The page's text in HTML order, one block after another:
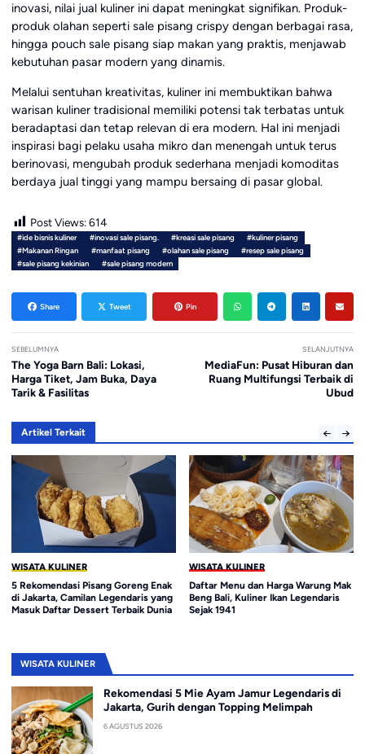
inovasi, nilai jual kuliner ini dapat meningkat signifikan. Produk-
produk olahan seperti sale pisang crispy dengan berbagai rasa,
hingga pouch sale pisang siap makan yang praktis, menjawab
kebutuhan pasar modern yang dinamis.
Melalui sentuhan kreativitas, kuliner ini membuktikan bahwa
warisan kuliner tradisional memiliki potensi tak terbatas untuk
beradaptasi dan tetap relevan di era modern. Hal ini menjadi
inspirasi bagi pelaku usaha mikro dan menengah untuk terus
berinovasi, mengubah produk sederhana menjadi komoditas
berdaya jual tinggi yang mampu bersaing di pasar global.
Post Views: 614
#ide bisnis kuliner #inovasi sale pisang. #kreasi sale pisang
#kuliner pisang
#Makanan Ringan
#manfaat pisang #olahan sale pisang
#resep sale pisang
#sale pisang kekinian
#sale pisang modern
Share Tweet Pin
SEBELUMNYA
The Yoga Barn Bali: Lokasi,
Harga Tiket, Jam Buka, Daya
Tarik & Fasilitas
SELANJUTNYA
MediaFun: Pusat Hiburan dan
Ruang Multifungsi Terbaik di
Ubud
Artikel Terkait
WISATA KULINER
5 Rekomendasi Pisang Goreng Enak
di Jakarta, Camilan Legendaris yang
Masuk Daftar Dessert Terbaik Dunia
WISATA KULINER
Daftar Menu dan Harga Warung Mak
Beng Bali, Kuliner Ikan Legendaris
Sejak 1941
WISATA KULINER
Rekomendasi 5 Mie Ayam Jamur Legendaris di
Jakarta, Gurih dengan Topping Melimpah
6 AGUSTUS 2026